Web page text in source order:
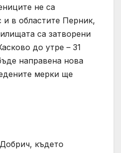
не са
и в областите Перник,
са затворени
до утре – 31
направена нова
мерки ще
където